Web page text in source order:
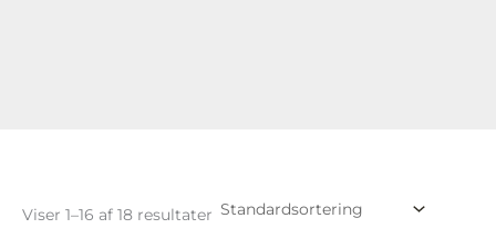
Viser 1–16 af 18 resultater